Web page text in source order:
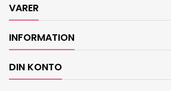
VARER
INFORMATION
DIN KONTO